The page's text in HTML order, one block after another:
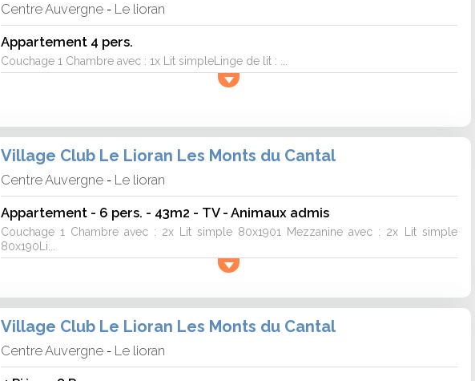
Centre Auvergne - Le lioran
Appartement 4 pers.
Couchage 1 Chambre avec : 1x Lit simpleLinge de lit : ...
Village Club Le Lioran Les Monts du Cantal
Centre Auvergne - Le lioran
Appartement - 6 pers. - 43m2 - TV - Animaux admis
Couchage 1 Chambre avec : 2x Lit simple 80x1901 Mezzanine avec : 2x Lit simple
80x190Li...
Village Club Le Lioran Les Monts du Cantal
Centre Auvergne - Le lioran